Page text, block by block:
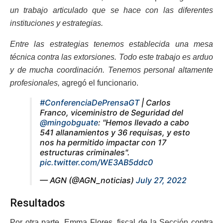
un trabajo articulado que se hace con las diferentes
instituciones y estrategias.
Entre las estrategias tenemos establecida una mesa
técnica contra las extorsiones. Todo este trabajo es arduo
y de mucha coordinación. Tenemos personal altamente
profesionales, agregó el funcionario.
#ConferenciaDePrensaGT| Carlos
Franco, viceministro de Seguridad del
@mingobguate: "Hemos llevado a cabo
541 allanamientos y 36 requisas, y esto
nos ha permitido impactar con 17
estructuras criminales".
pic.twitter.com/WE3AB5ddc0
— AGN (@AGN_noticias) July 27, 2022
Resultados